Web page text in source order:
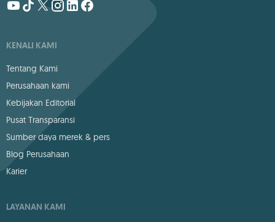
KENALI KAMI
Tentang Kami
Perusahaan kami
Kebijakan Editorial
Pusat Transparansi
Sumber daya merek & pers
Blog Perusahaan
Karier
LAYANAN KAMI